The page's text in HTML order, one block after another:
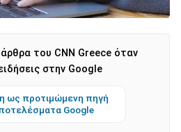
του CNN Greece όταν
στην Google
ως προτιμώμενη πηγή
Google